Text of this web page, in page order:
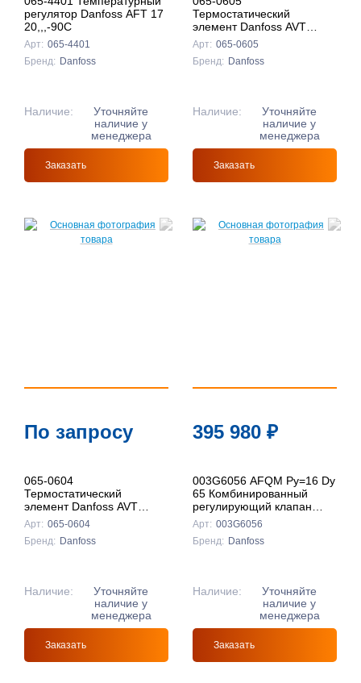
регулятор Danfoss AFT 17
20,,,-90C
Арт: 065-4401
Бренд: Danfoss
Наличие:
Уточняйте
наличие у
менеджера
Заказать
Термостатический
элемент Danfoss AVT
35,,,70С
Арт: 065-0605
Бренд: Danfoss
Наличие:
Уточняйте
наличие у
менеджера
Заказать
По запросу
065-0604
Термостатический
элемент Danfoss AVT
10,,,45С
Арт: 065-0604
Бренд: Danfoss
Наличие:
Уточняйте
наличие у
менеджера
Заказать
395 980 ₽
003G6056 AFQM Ру=16 Dy
65 Комбинированный
регулирующий клапан
Danfoss с автоматическим
ограничением расхода
Арт: 003G6056
Бренд: Danfoss
Наличие:
Уточняйте
наличие у
менеджера
Заказать